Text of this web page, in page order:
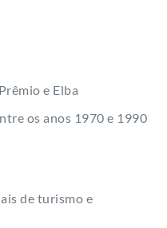
e Elba
os anos 1970 e 1990
de turismo e